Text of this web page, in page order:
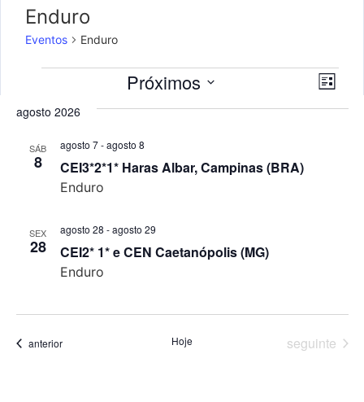
Enduro
Eventos Enduro
de
do
Lista
Próximos
a
agosto 2026
SÁB
8 CEI3*2*1* Haras Albar, Campinas (BRA)
agosto 7-agosto 8
Enduro
SEX
28 CEI2* 1* e CEN Caetanópolis (MG)
agosto 28 -agosto 29
Enduro
Eventos
anterior Hoje Eventos
seguinte